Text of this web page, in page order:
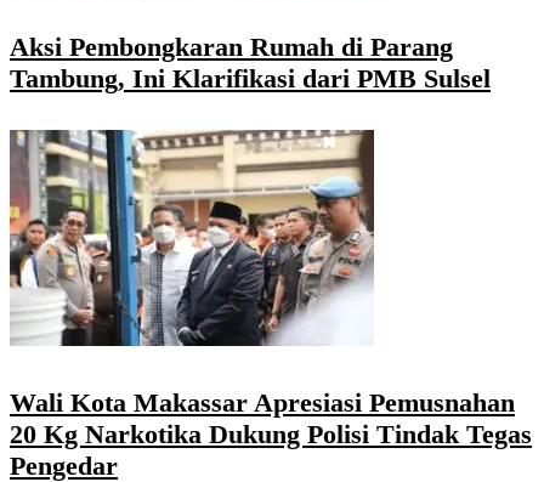
Aksi Pembongkaran Rumah di Parang
Tambung, Ini Klarifikasi dari PMB Sulsel
Wali Kota Makassar Apresiasi Pemusnahan
20 Kg Narkotika Dukung Polisi Tindak Tegas
Pengedar